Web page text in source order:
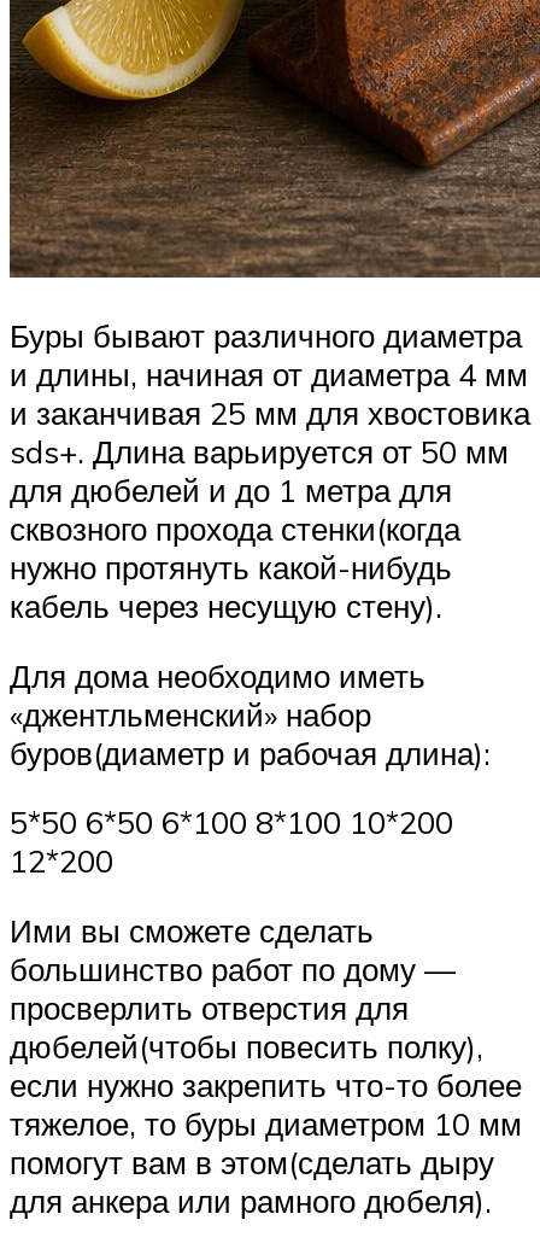
Буры бывают различного диаметра
и длины, начиная от диаметра 4 мм
и заканчивая 25 мм для хвостовика
sds+. Длина варьируется от 50 мм
для дюбелей и до 1 метра для
сквозного прохода стенки(когда
нужно протянуть какой-нибудь
кабель через несущую стену).
Для дома необходимо иметь
«джентльменский» набор
буров(диаметр и рабочая длина):
5*50 6*50 6*100 8*100 10*200
12*200
Ими вы сможете сделать
большинство работ по дому —
просверлить отверстия для
дюбелей(чтобы повесить полку),
если нужно закрепить что-то более
тяжелое, то буры диаметром 10 мм
помогут вам в этом(сделать дыру
для анкера или рамного дюбеля).